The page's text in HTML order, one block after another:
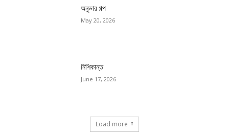
অনুভার গল্প
May 20, 2026
নিশিকান্ত
June 17, 2026
Load more